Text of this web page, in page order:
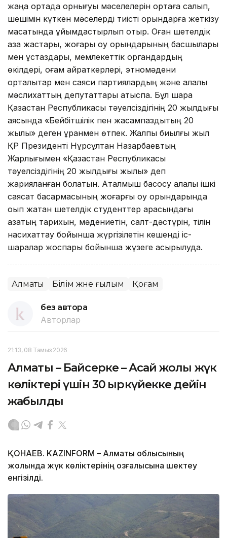
жаңа ортада орнығуы мәселелерін ортаға салып,
шешімін күткен мәселерді тиісті орындарға жеткізу
мақсатында ұйымдастырлып отыр. Оған шетелдік
қазақ жастары, жоғары оқу орындарының басшылары
мен ұстаздары, мемлекеттік органдардың
өкілдері, қоғам қайраткерлері, этномәдени
орталықтар мен саяси партиялардың және қалалық
мәслихаттың депутаттары қатыспақ. Бұл шара
Қазақстан Республикасы тәуелсіздігінің 20 жылдығы
аясында «Бейбiтшiлiк пен жасампаздықтың 20
жылы» деген ұранмен өтпек. Жалпы биылғы жыл
ҚР Президенті Нұрсұлтан Назарбаевтың
Жарлығымен «Қазақстан Республикасы
тәуелсiздiгiнiң 20 жылдығы жылы» деп
жарияланған болатын. Аталмыш басқосу қалалық ішкі
саясат басқармасының жоғарғы оқу орындарында
оқып жатқан шетелдік студенттер арасындағы
қазақтың тарихын, мәдениетін, салт-дәстүрін, тілін
насихаттау бойынша жүргізілетін кешенді іс-
шаралар жоспары бойынша жүзеге асырылуда.
Алматы Білім және ғылым Қоғам
без автора
Авторлар
21:13, 08 Тамыз 2026
Алматы – Байсерке – Ақсай жолы жүк
көліктері үшін 30 қыркүйекке дейін
жабылды
ҚОНАЕВ. KAZINFORM – Алматы облысының
жолында жүк көліктерінің қозғалысына шектеу
енгізілді.